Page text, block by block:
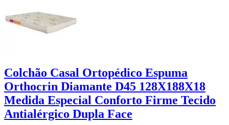
Colchão Casal Ortopédico Espuma
Orthocrin Diamante D45 128X188X18
Medida Especial Conforto Firme Tecido
Antialérgico Dupla Face